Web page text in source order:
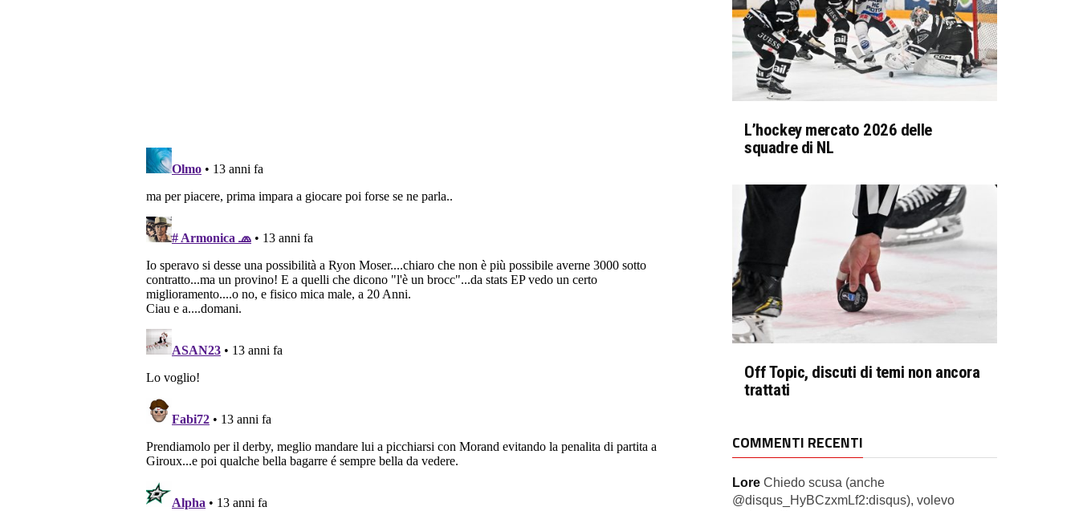
L’hockey mercato 2026 delle
squadre di NL
Off Topic, discuti di temi non ancora
trattati
COMMENTI RECENTI
Lore Chiedo scusa (anche
@disqus_HyBCzxmLf2:disqus), volevo